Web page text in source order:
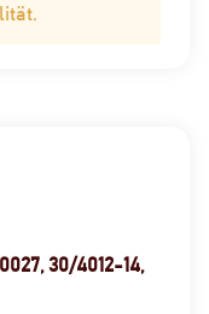
30/4012-14,